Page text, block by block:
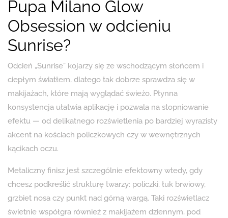
Pupa Milano Glow
Obsession w odcieniu
Sunrise?
Odcień „Sunrise” kojarzy się ze wschodzącym słońcem i
ciepłym światłem, dlatego tak dobrze sprawdza się w
makijażach, które mają wyglądać świeżo. Płynna
konsystencja ułatwia aplikację i pozwala na stopniowanie
efektu — od delikatnego rozświetlenia po bardziej wyrazisty
akcent na kościach policzkowych czy w wewnętrznych
kącikach oczu.
Metaliczny finisz jest szczególnie efektowny wtedy, gdy
chcesz podkreślić strukturę twarzy: policzki, łuk brwiowy,
grzbiet nosa czy punkt nad górną wargą. Taki rozświetlacz
świetnie współgra również z makijażem dziennym, pod